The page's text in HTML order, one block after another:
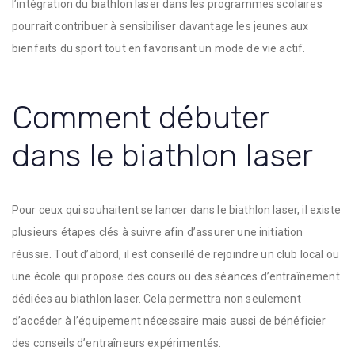
l’intégration du biathlon laser dans les programmes scolaires
pourrait contribuer à sensibiliser davantage les jeunes aux
bienfaits du sport tout en favorisant un mode de vie actif.
Comment débuter
dans le biathlon laser
Pour ceux qui souhaitent se lancer dans le biathlon laser, il existe
plusieurs étapes clés à suivre afin d’assurer une initiation
réussie. Tout d’abord, il est conseillé de rejoindre un club local ou
une école qui propose des cours ou des séances d’entraînement
dédiées au biathlon laser. Cela permettra non seulement
d’accéder à l’équipement nécessaire mais aussi de bénéficier
des conseils d’entraîneurs expérimentés.